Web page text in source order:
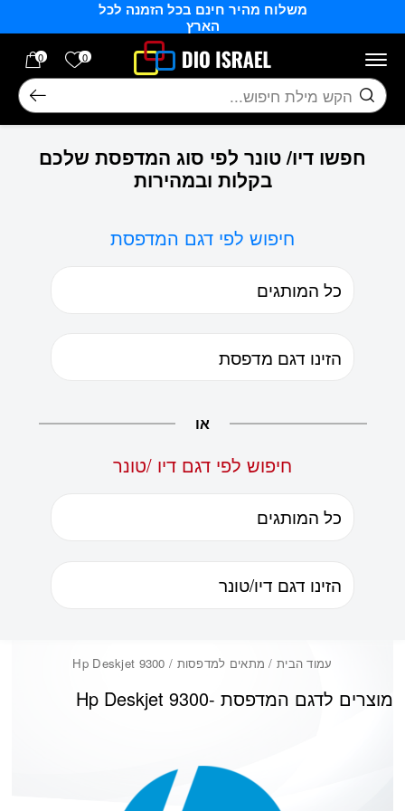
משלוח מהיר חינם בכל הזמנה לכל
הארץ
0 הרשימה
0
חיפוש
חפשו דיו/ טונר לפי סוג המדפסת שלכם
בקלות ובמהירות
חיפוש לפי דגם המדפסת
או
חיפוש לפי דגם דיו /טונר
עמוד הבית / מתאים למדפסות / Hp Deskjet 9300
Hp Deskjet 9300מוצרים לדגם המדפסת -